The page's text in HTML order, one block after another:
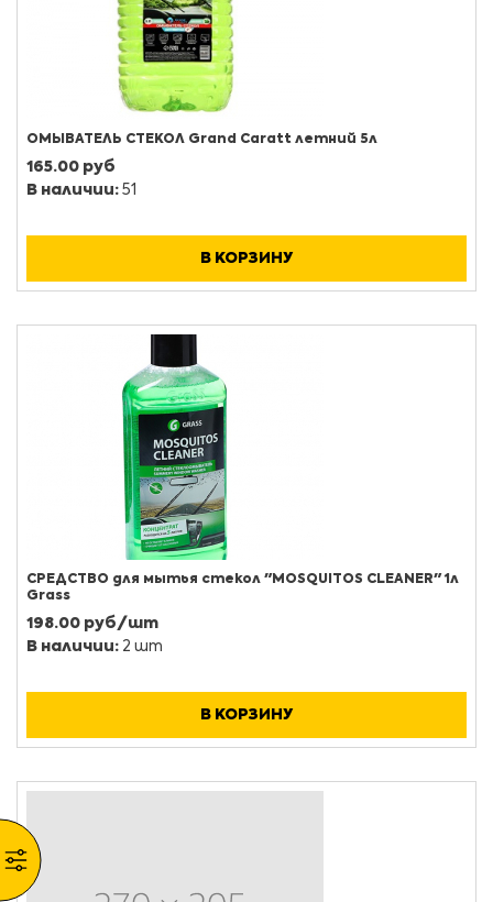
ОМЫВАТЕЛЬ СТЕКОЛ Grand Caratt летний 5л
165.00 руб
В наличии: 51
В КОРЗИНУ
СРЕДСТВО для мытья стекол "MOSQUITOS CLEANER" 1л
Grass
198.00 руб/шт
В наличии: 2 шт
В КОРЗИНУ